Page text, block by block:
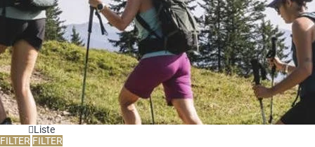
Liste
FILTER FILTER